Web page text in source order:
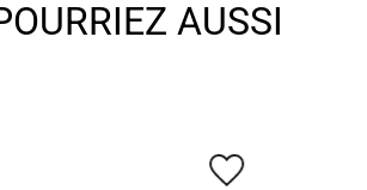
AUSSI
favorite_border